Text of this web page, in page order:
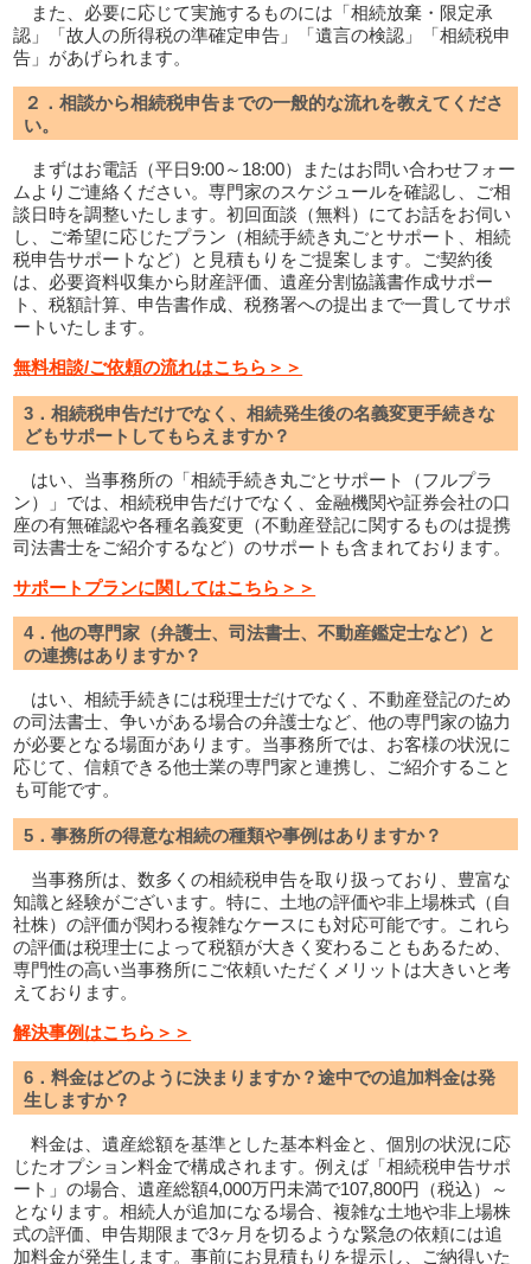
また、必要に応じて実施するものには「相続放棄・限定承
認」「故人の所得税の準確定申告」「遺言の検認」「相続税申
告」があげられます。
２．相談から相続税申告までの一般的な流れを教えてくださ
い。
まずはお電話（平日9:00～18:00）またはお問い合わせフォー
ムよりご連絡ください。専門家のスケジュールを確認し、ご相
談日時を調整いたします。初回面談（無料）にてお話をお伺い
し、ご希望に応じたプラン（相続手続き丸ごとサポート、相続
税申告サポートなど）と見積もりをご提案します。ご契約後
は、必要資料収集から財産評価、遺産分割協議書作成サポー
ト、税額計算、申告書作成、税務署への提出まで一貫してサポ
ートいたします。
無料相談/ご依頼の流れはこちら＞＞
3．相続税申告だけでなく、相続発生後の名義変更手続きな
どもサポートしてもらえますか？
はい、当事務所の「相続手続き丸ごとサポート（フルプラ
ン）」では、相続税申告だけでなく、金融機関や証券会社の口
座の有無確認や各種名義変更（不動産登記に関するものは提携
司法書士をご紹介するなど）のサポートも含まれております。
サポートプランに関してはこちら＞＞
4．他の専門家（弁護士、司法書士、不動産鑑定士など）と
の連携はありますか？
はい、相続手続きには税理士だけでなく、不動産登記のため
の司法書士、争いがある場合の弁護士など、他の専門家の協力
が必要となる場面があります。当事務所では、お客様の状況に
応じて、信頼できる他士業の専門家と連携し、ご紹介すること
も可能です。
5．事務所の得意な相続の種類や事例はありますか？
当事務所は、数多くの相続税申告を取り扱っており、豊富な
知識と経験がございます。特に、土地の評価や非上場株式（自
社株）の評価が関わる複雑なケースにも対応可能です。これら
の評価は税理士によって税額が大きく変わることもあるため、
専門性の高い当事務所にご依頼いただくメリットは大きいと考
えております。
解決事例はこちら＞＞
6．料金はどのように決まりますか？途中での追加料金は発
生しますか？
料金は、遺産総額を基準とした基本料金と、個別の状況に応
じたオプション料金で構成されます。例えば「相続税申告サポ
ート」の場合、遺産総額4,000万円未満で107,800円（税込）～
となります。相続人が追加になる場合、複雑な土地や非上場株
式の評価、申告期限まで3ヶ月を切るような緊急の依頼には追
加料金が発生します。事前にお見積もりを提示し、ご納得いた